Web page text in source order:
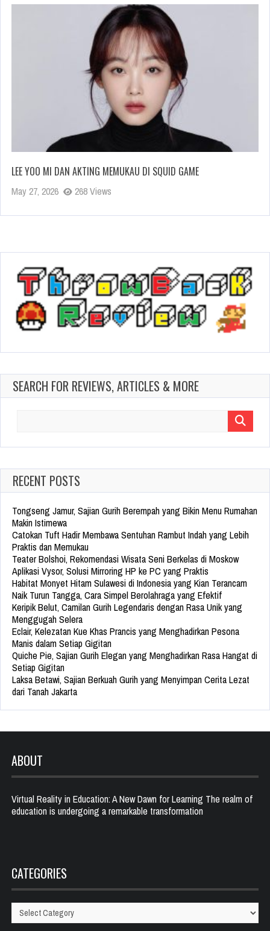
LEE YOO MI DAN AKTING MEMUKAU DI SQUID GAME
May 27, 2026 268 Views
SEARCH FOR REVIEWS, ARTICLES & MORE
RECENT POSTS
Tongseng Jamur, Sajian Gurih Berempah yang Bikin Menu Rumahan
Makin Istimewa
Catokan Tuft Hadir Membawa Sentuhan Rambut Indah yang Lebih
Praktis dan Memukau
Teater Bolshoi, Rekomendasi Wisata Seni Berkelas di Moskow
Aplikasi Vysor, Solusi Mirroring HP ke PC yang Praktis
Habitat Monyet Hitam Sulawesi di Indonesia yang Kian Terancam
Naik Turun Tangga, Cara Simpel Berolahraga yang Efektif
Keripik Belut, Camilan Gurih Legendaris dengan Rasa Unik yang
Menggugah Selera
Eclair, Kelezatan Kue Khas Prancis yang Menghadirkan Pesona
Manis dalam Setiap Gigitan
Quiche Pie, Sajian Gurih Elegan yang Menghadirkan Rasa Hangat di
Setiap Gigitan
Laksa Betawi, Sajian Berkuah Gurih yang Menyimpan Cerita Lezat
dari Tanah Jakarta
ABOUT
Virtual Reality in Education: A New Dawn for Learning The realm of
education is undergoing a remarkable transformation
CATEGORIES
Categories